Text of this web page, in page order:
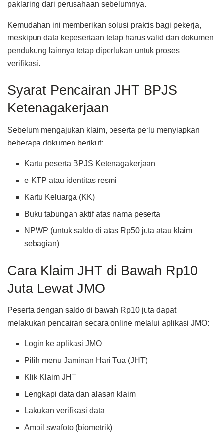
paklaring dari perusahaan sebelumnya.
Kemudahan ini memberikan solusi praktis bagi pekerja,
meskipun data kepesertaan tetap harus valid dan dokumen
pendukung lainnya tetap diperlukan untuk proses
verifikasi.
Syarat Pencairan JHT BPJS
Ketenagakerjaan
Sebelum mengajukan klaim, peserta perlu menyiapkan
beberapa dokumen berikut:
Kartu peserta BPJS Ketenagakerjaan
e-KTP atau identitas resmi
Kartu Keluarga (KK)
Buku tabungan aktif atas nama peserta
NPWP (untuk saldo di atas Rp50 juta atau klaim
sebagian)
Cara Klaim JHT di Bawah Rp10
Juta Lewat JMO
Peserta dengan saldo di bawah Rp10 juta dapat
melakukan pencairan secara online melalui aplikasi JMO:
Login ke aplikasi JMO
Pilih menu Jaminan Hari Tua (JHT)
Klik Klaim JHT
Lengkapi data dan alasan klaim
Lakukan verifikasi data
Ambil swafoto (biometrik)